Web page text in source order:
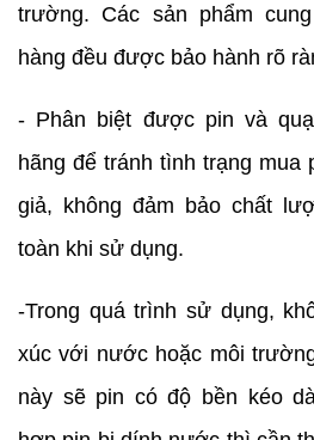
trường. Các sản phẩm
hàng đều được bảo hành rõ
- Phân biệt được pin và
hãng để tránh tình trạng mua
giả, không đảm bảo chất
toàn khi sử dụng.
-Trong quá trình sử dụng,
xúc với nước hoặc môi
này sẽ pin có độ bền kéo